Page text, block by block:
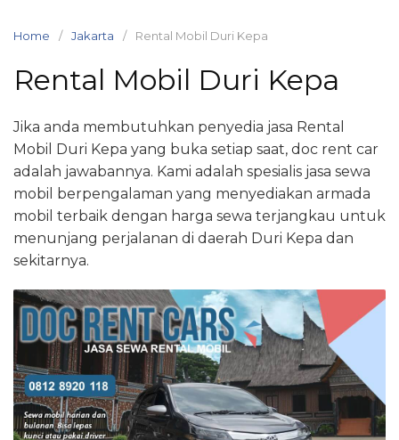
Home Jakarta Rental Mobil Duri Kepa
Rental Mobil Duri Kepa
Jika anda membutuhkan penyedia jasa Rental
Mobil Duri Kepa yang buka setiap saat, doc rent car
adalah jawabannya. Kami adalah spesialis jasa sewa
mobil berpengalaman yang menyediakan armada
mobil terbaik dengan harga sewa terjangkau untuk
menunjang perjalanan di daerah Duri Kepa dan
sekitarnya.